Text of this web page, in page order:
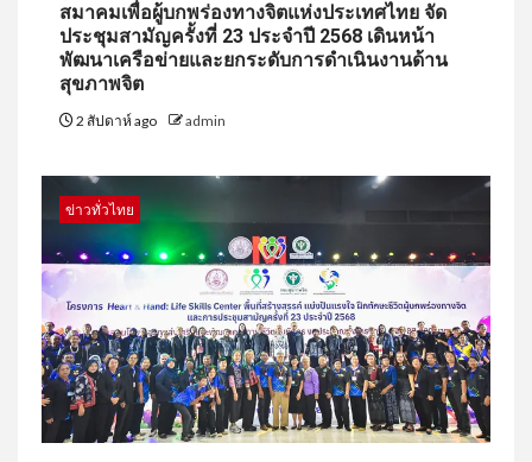
สมาคมเพื่อผู้บกพร่องทางจิตแห่งประเทศไทย จัด
ประชุมสามัญครั้งที่ 23 ประจำปี 2568 เดินหน้า
พัฒนาเครือข่ายและยกระดับการดำเนินงานด้าน
สุขภาพจิต
2 สัปดาห์ ago admin
ข่าวทั่วไทย